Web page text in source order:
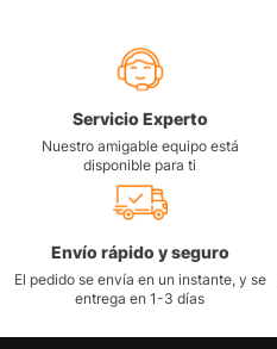
Servicio Experto
Nuestro amigable equipo está
disponible para ti
Envío rápido y seguro
El pedido se envía en un instante, y se
entrega en 1-3 días